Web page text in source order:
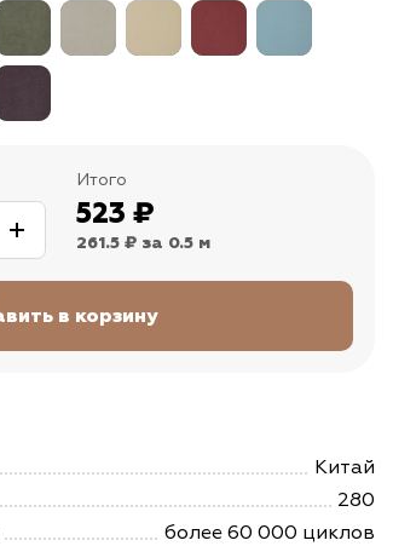
Итого
523 ₽
261.5 ₽ за 0.5 м
Китай
280
более 60 000 циклов